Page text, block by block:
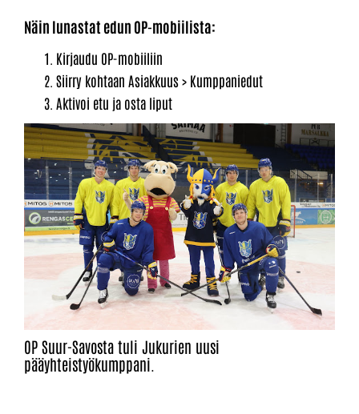
Näin lunastat edun OP-mobiilista:
Kirjaudu OP-mobiiliin
Siirry kohtaan Asiakkuus > Kumppaniedut
Aktivoi etu ja osta liput
OP Suur-Savosta tuli Jukurien uusi
pääyhteistyökumppani.